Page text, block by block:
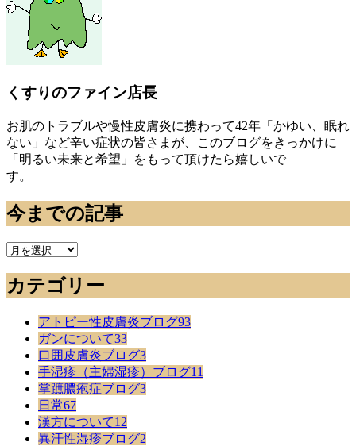
くすりのファイン店長
お肌のトラブルや慢性皮膚炎に携わって42年「かゆい、眠れ
ない」など辛い症状の皆さまが、このブログをきっかけに
「明るい未来と希望」をもって頂けたら嬉しいで
す。
今までの記事
今
で
の
カテゴリー
アトピー性皮膚炎ブログ93
ガンについて33
口囲皮膚炎ブログ3
手湿疹（主婦湿疹）ブログ11
掌蹠膿疱症ブログ3
日常67
漢方について12
異汗性湿疹ブログ2